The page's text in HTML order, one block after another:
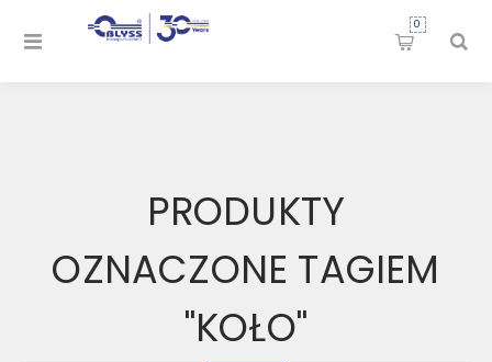
0
PRODUKTY
OZNACZONE TAGIEM
"KOŁO"